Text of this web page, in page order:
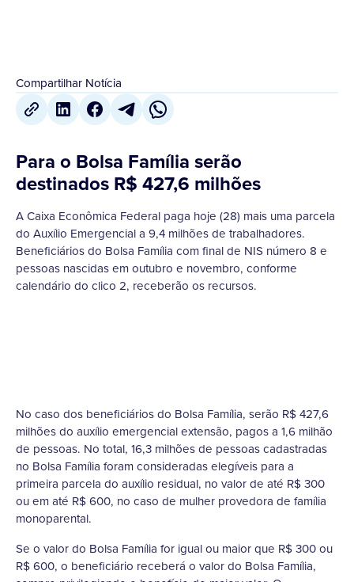
Compartilhar Notícia
Para o Bolsa Família serão
destinados R$ 427,6 milhões
A Caixa Econômica Federal paga hoje (28) mais uma parcela
do Auxílio Emergencial a 9,4 milhões de trabalhadores.
Beneficiários do Bolsa Família com final de NIS número 8 e
pessoas nascidas em outubro e novembro, conforme
calendário do clico 2, receberão os recursos.
No caso dos beneficiários do Bolsa Família, serão R$ 427,6
milhões do auxílio emergencial extensão, pagos a 1,6 milhão
de pessoas. No total, 16,3 milhões de pessoas cadastradas
no Bolsa Família foram consideradas elegíveis para a
primeira parcela do auxílio residual, no valor de até R$ 300
ou em até R$ 600, no caso de mulher provedora de família
monoparental.
Se o valor do Bolsa Família for igual ou maior que R$ 300 ou
R$ 600, o beneficiário receberá o valor do Bolsa Família,